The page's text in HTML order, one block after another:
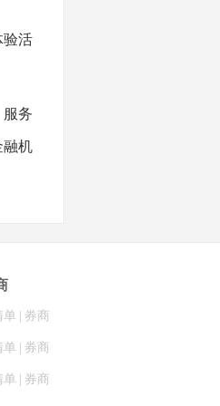
活
务
融机
券商
单
券商
单
券商
单